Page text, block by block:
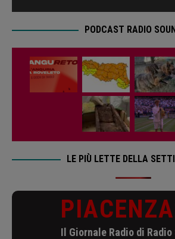
PODCAST RADIO
LE PIÙ LETTE DELLA
Il Giornale Radio di Radio